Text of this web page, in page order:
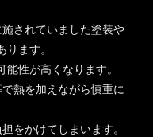
されていました塗装や
ます。
性が高くなります。
熱を加えながら慎重に
をかけてしまいます。